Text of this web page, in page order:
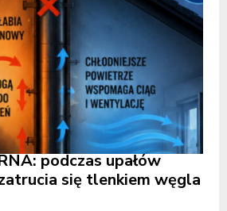
podczas upałów
się tlenkiem węgla